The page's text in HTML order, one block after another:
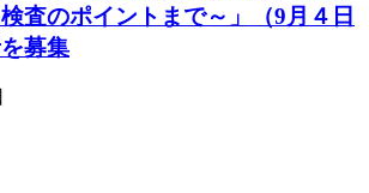
査のポイントまで～」（9月４日
募集